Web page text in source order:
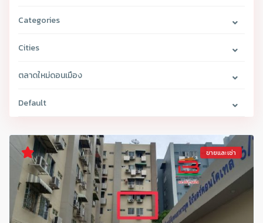
Categories
Cities
ตลาดใหม่ดอนเมือง
Default
ขายและเช่า